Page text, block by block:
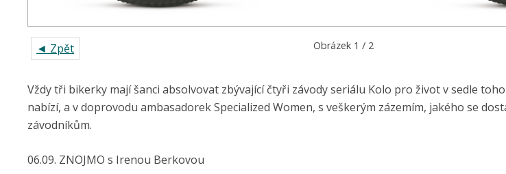
◄ Zpět Obrázek 1 / 2
Vždy tři bikerky mají šanci absolvovat zbývající čtyři závody seriálu Kolo pro život v sedle
nabízí, a v doprovodu ambasadorek Specialized Women, s veškerým zázemím, jakého se
závodníkům.
06.09. ZNOJMO s Irenou Berkovou